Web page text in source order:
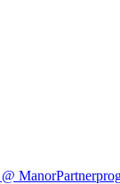
Manor